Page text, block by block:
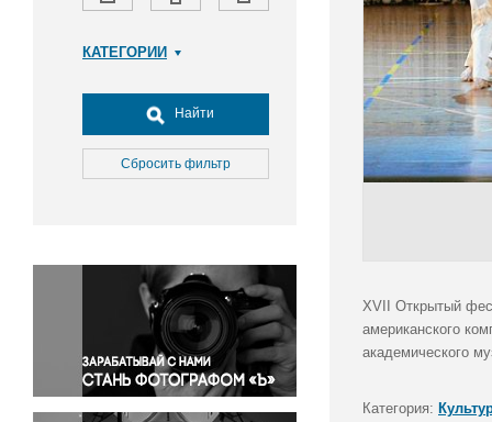
КАТЕГОРИИ
Досуг, туризм и отдых
Культура
Медицина
Окружающая среда
Политика
Правосудие
Происшествия и конфликты
Религия
Светская жизнь
Найти
Сбросить фильтр
XVII Открытый
американского
академического
Категория: